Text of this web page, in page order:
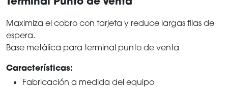
Maximiza el cobro con tarjeta y reduce largas filas de
espera.
Base metálica para terminal punto de venta
Características:
Fabricación a medida del equipo